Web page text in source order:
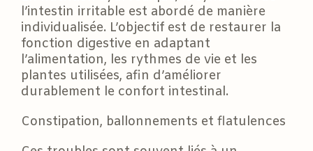
l’intestin irritable est abordé de manière
individualisée. L’objectif est de restaurer la
fonction digestive en adaptant
l’alimentation, les rythmes de vie et les
plantes utilisées, afin d’améliorer
durablement le confort intestinal.
Constipation, ballonnements et flatulences